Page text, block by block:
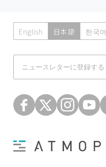
English 日本語 한국어